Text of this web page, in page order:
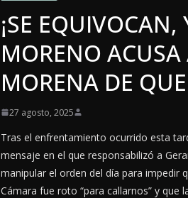
¡SE
MORENO
MORENA DE
27 agosto, 2025
Tras el enfrentamiento ocurrido esta
mensaje en el que responsabilizó a
manipular el orden del día para impedir
Cámara fue roto “para callarnos” y que
6